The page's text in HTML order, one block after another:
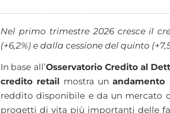
Nel primo trimestre 2026 cresce il
(+6,2%) e dalla cessione del quinto
In base all’Osservatorio Credito al
credito retail mostra unandamento
reddito disponibile e da un mercato
progetti di vita più importanti delle